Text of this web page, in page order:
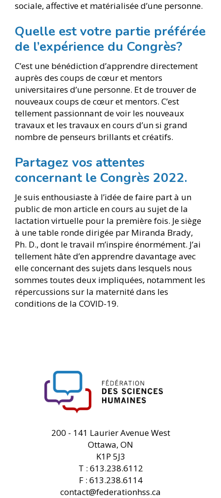
sociale, affective et matérialisée d’une personne.
Quelle est votre partie préférée
de l’expérience du Congrès?
C’est une bénédiction d’apprendre directement
auprès des coups de cœur et mentors
universitaires d’une personne. Et de trouver de
nouveaux coups de cœur et mentors. C’est
tellement passionnant de voir les nouveaux
travaux et les travaux en cours d’un si grand
nombre de penseurs brillants et créatifs.
Partagez vos attentes
concernant le Congrès 2022.
Je suis enthousiaste à l’idée de faire part à un
public de mon article en cours au sujet de la
lactation virtuelle pour la première fois. Je siège
à une table ronde dirigée par Miranda Brady,
Ph. D., dont le travail m’inspire énormément. J’ai
tellement hâte d’en apprendre davantage avec
elle concernant des sujets dans lesquels nous
sommes toutes deux impliquées, notamment les
répercussions sur la maternité dans les
conditions de la COVID-19.
200 - 141 Laurier Avenue West
Ottawa, ON
K1P 5J3
T : 613.238.6112
F : 613.238.6114
contact@federationhss.ca